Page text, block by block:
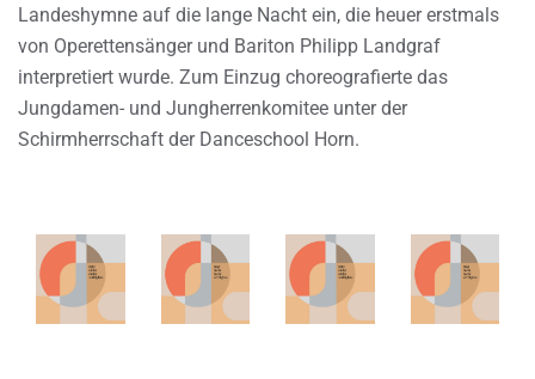
Landeshymne auf die lange Nacht ein, die heuer erstmals
von Operettensänger und Bariton Philipp Landgraf
interpretiert wurde. Zum Einzug choreografierte das
Jungdamen- und Jungherrenkomitee unter der
Schirmherrschaft der Danceschool Horn.